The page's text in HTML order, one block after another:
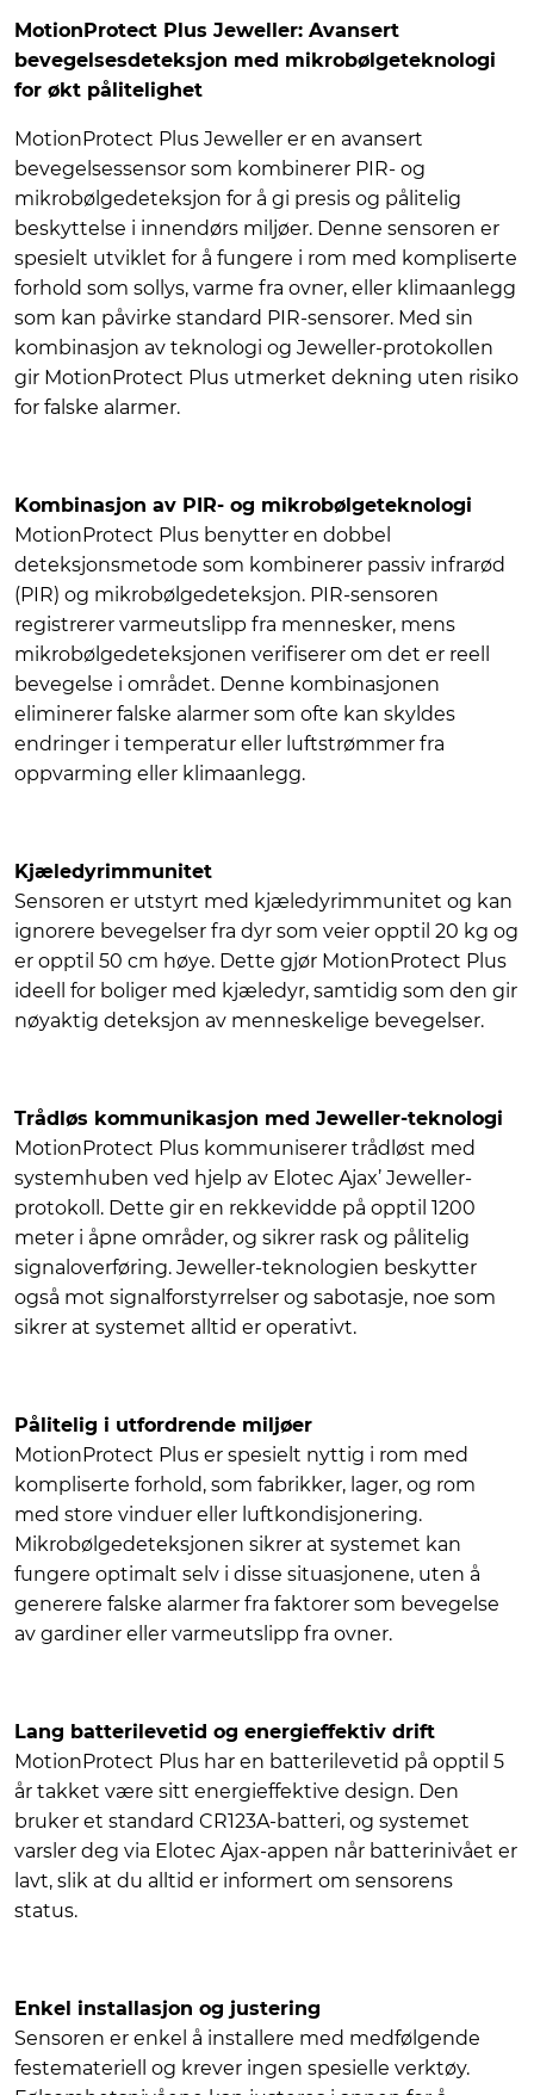
MotionProtect Plus Jeweller: Avansert
bevegelsesdeteksjon med mikrobølgeteknologi
for økt pålitelighet
MotionProtect Plus Jeweller er en avansert
bevegelsessensor som kombinerer PIR- og
mikrobølgedeteksjon for å gi presis og pålitelig
beskyttelse i innendørs miljøer. Denne sensoren er
spesielt utviklet for å fungere i rom med kompliserte
forhold som sollys, varme fra ovner, eller klimaanlegg
som kan påvirke standard PIR-sensorer. Med sin
kombinasjon av teknologi og Jeweller-protokollen
gir MotionProtect Plus utmerket dekning uten risiko
for falske alarmer.
Kombinasjon av PIR- og mikrobølgeteknologi
MotionProtect Plus benytter en dobbel
deteksjonsmetode som kombinerer passiv infrarød
(PIR) og mikrobølgedeteksjon. PIR-sensoren
registrerer varmeutslipp fra mennesker, mens
mikrobølgedeteksjonen verifiserer om det er reell
bevegelse i området. Denne kombinasjonen
eliminerer falske alarmer som ofte kan skyldes
endringer i temperatur eller luftstrømmer fra
oppvarming eller klimaanlegg.
Kjæledyrimmunitet
Sensoren er utstyrt med kjæledyrimmunitet og kan
ignorere bevegelser fra dyr som veier opptil 20 kg og
er opptil 50 cm høye. Dette gjør MotionProtect Plus
ideell for boliger med kjæledyr, samtidig som den gir
nøyaktig deteksjon av menneskelige bevegelser.
Trådløs kommunikasjon med Jeweller-teknologi
MotionProtect Plus kommuniserer trådløst med
systemhuben ved hjelp av Elotec Ajax’ Jeweller-
protokoll. Dette gir en rekkevidde på opptil 1200
meter i åpne områder, og sikrer rask og pålitelig
signaloverføring. Jeweller-teknologien beskytter
også mot signalforstyrrelser og sabotasje, noe som
sikrer at systemet alltid er operativt.
Pålitelig i utfordrende miljøer
MotionProtect Plus er spesielt nyttig i rom med
kompliserte forhold, som fabrikker, lager, og rom
med store vinduer eller luftkondisjonering.
Mikrobølgedeteksjonen sikrer at systemet kan
fungere optimalt selv i disse situasjonene, uten å
generere falske alarmer fra faktorer som bevegelse
av gardiner eller varmeutslipp fra ovner.
Lang batterilevetid og energieffektiv drift
MotionProtect Plus har en batterilevetid på opptil 5
år takket være sitt energieffektive design. Den
bruker et standard CR123A-batteri, og systemet
varsler deg via Elotec Ajax-appen når batterinivået er
lavt, slik at du alltid er informert om sensorens
status.
Enkel installasjon og justering
Sensoren er enkel å installere med medfølgende
festemateriell og krever ingen spesielle verktøy.